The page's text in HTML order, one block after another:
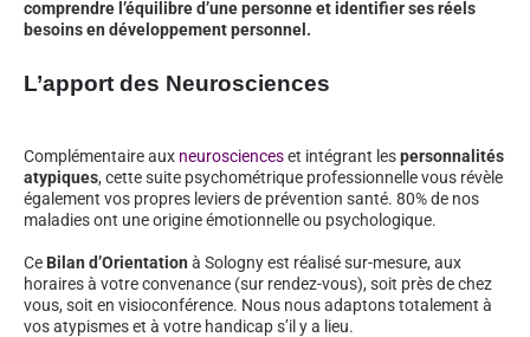
comprendre l’équilibre d’une personne et identifier ses réels
besoins en développement personnel.
L’apport des Neurosciences
Complémentaire aux neuroscienceset intégrant lespersonnalités
atypiques, cette suite psychométrique professionnelle vous révèle
également vos propres leviers de prévention santé. 80% de nos
maladies ont une origine émotionnelle ou psychologique.
Ce Bilan d’Orientation à Sologny est réalisé sur-mesure, aux
horaires à votre convenance (sur rendez-vous), soit près de chez
vous, soit en visioconférence. Nous nous adaptons totalement à
vos atypismes et à votre handicap s’il y a lieu.